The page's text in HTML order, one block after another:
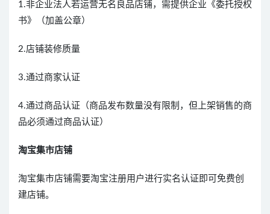
1.非企业法人若运营无名良品店铺，需提供企业《委托授权
书》（加盖公章）
2.店铺装修质量
3.通过商家认证
4.通过商品认证（商品发布数量没有限制，但上架销售的商
品必须通过商品认证）
淘宝集市店铺
淘宝集市店铺需要淘宝注册用户进行实名认证即可免费创
建店铺。